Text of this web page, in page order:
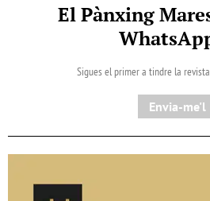
El Pànxing
Sigues el primer a tindre la
Envia-me'l